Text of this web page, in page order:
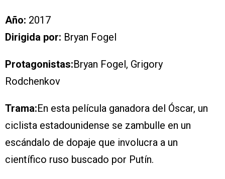
Año: 2017
Dirigida por: Bryan Fogel
Protagonistas:Bryan Fogel, Grigory
Rodchenkov
Trama:En esta película ganadora del Óscar, un
ciclista estadounidense se zambulle en un
escándalo de dopaje que involucra a un
científico ruso buscado por Putín.